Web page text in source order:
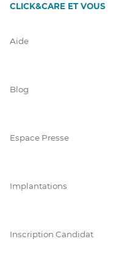
CLICK&CARE ET VOUS
Aide
Blog
Espace Presse
Implantations
Inscription Candidat